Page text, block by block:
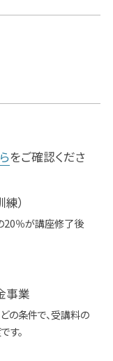
をご確認くださ
）
20％が講座修了後
事業
の条件で、受講料の
す。